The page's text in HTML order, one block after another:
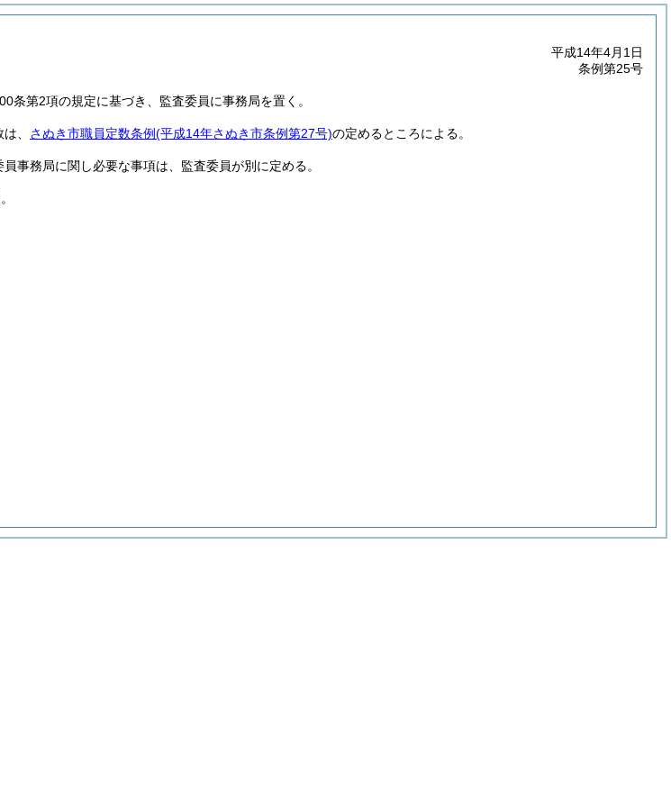
平成14年4月1日
条例第25号
条第2項の規定に基づき、監査委員に事務局を置く。
、 さぬき市職員定数条例(平成14年さぬき市条例第27号)の定めるところによる。
事務局に関し必要な事項は、監査委員が別に定める。